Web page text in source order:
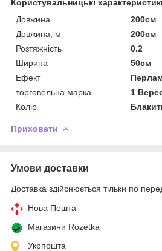
Користувальницькі
Довжина
200см
Довжина, м
200см
Розтяжність
0.2
Ширина
50см
Ефект
торговельна марка
1
Колір
Приховати
Умови доставки
Доставка здійснюється тільки по
Нова Пошта
Магазини Rozetka
Укрпошта